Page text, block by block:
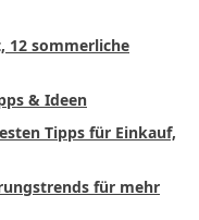
12 sommerliche
& Ideen
Tipps für Einkauf,
für mehr